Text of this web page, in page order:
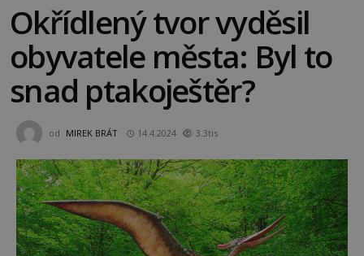
Okřídlený tvor vyděsil
obyvatele města: Byl to
snad ptakoještěr?
od MIREK BRÁT 14.4.2024 3.3tis